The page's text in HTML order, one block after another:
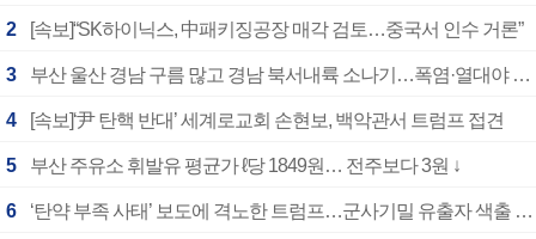
2 [속보]“SK하이닉스, 中패키징공장 매각 검토…중국서 인수 거론”
3 부산 울산 경남 구름 많고 경남 북서내륙 소나기…폭염·열대야 계속
4 [속보]‘尹 탄핵 반대’ 세계로교회 손현보, 백악관서 트럼프 접견
5 부산 주유소 휘발유 평균가 ℓ당 1849원… 전주보다 3원 ↓
6 ‘탄약 부족 사태’ 보도에 격노한 트럼프…군사기밀 유출자 색출 지시